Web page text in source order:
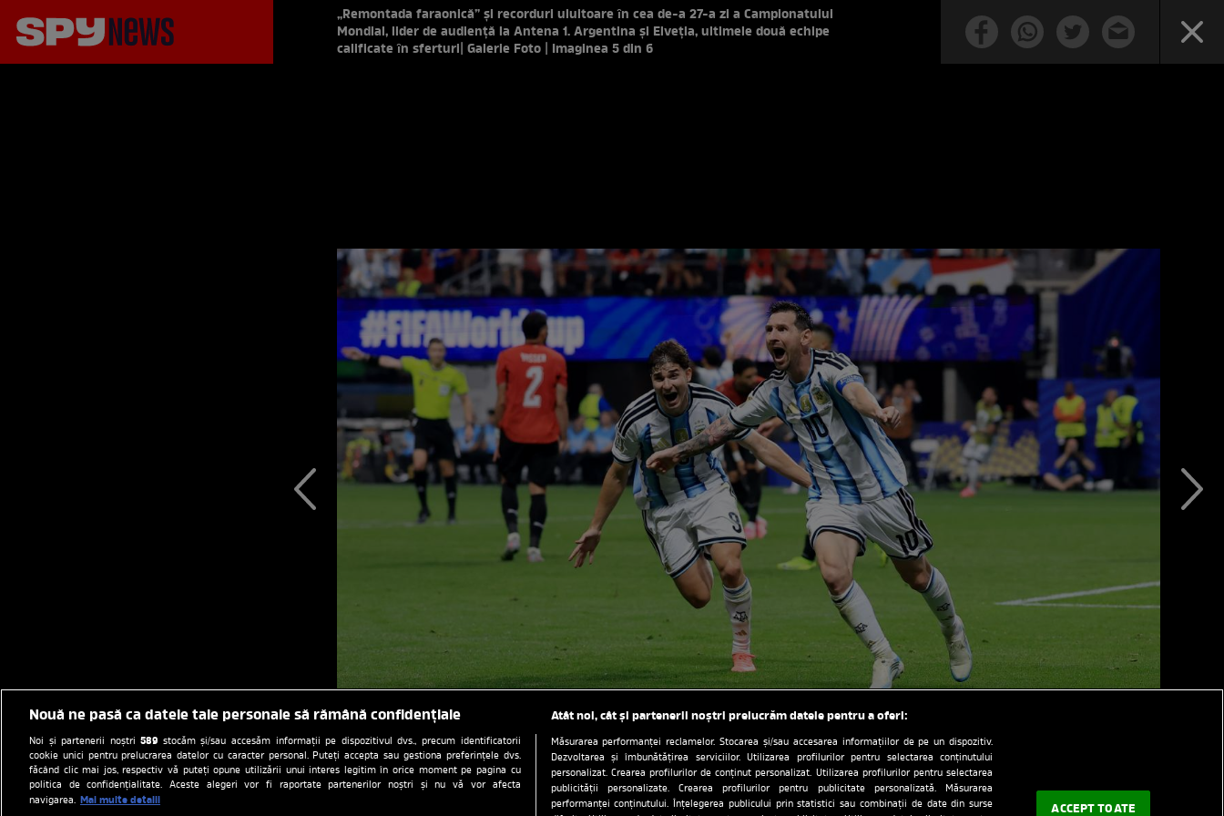
„Remontada faraonică” și recorduri uluitoare ȋn cea de-a 27-a zi a Campionatului
Mondial, lider de audienţă la Antena 1. Argentina și Elveţia, ultimele două echipe
calificate ȋn sferturi| Galerie Foto | Imaginea 5 din 6
Nouă ne pasă ca datele tale personale să rămână confidențiale
Noi și partenerii noștri589 stocăm și/sau accesăm informații pe dispozitivul dvs., precum identificatorii
cookie unici pentru prelucrarea datelor cu caracter personal. Puteți accepta sau gestiona preferințele dvs.
făcând clic mai jos, respectiv vă puteți opune utilizării unui interes legitim în orice moment pe pagina cu
politica de confidențialitate. Aceste alegeri vor fi raportate partenerilor noștri și nu vă vor afecta
navigarea. Mai multe detalii
Atât noi, cât și partenerii noștri prelucrăm datele pentru a oferi:
Măsurarea performanței reclamelor. Stocarea și/sau accesarea informațiilor de pe un dispozitiv.
Dezvoltarea și îmbunătățirea serviciilor. Utilizarea profilurilor pentru selectarea conținutului
personalizat. Crearea profilurilor de conținut personalizat. Utilizarea profilurilor pentru selectarea
publicității personalizate. Crearea profilurilor pentru publicitate personalizată. Măsurarea
performanței conținutului. Înțelegerea publicului prin statistici sau combinații de date din surse
ACCEPT TOATE